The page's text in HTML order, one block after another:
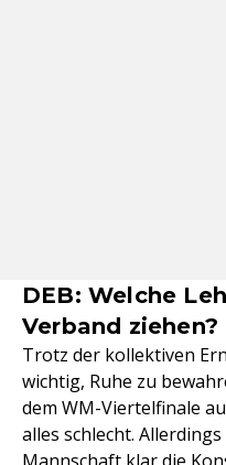
DEB: Welche
Verband ziehen?
Trotz der kollektiven
wichtig, Ruhe zu
dem WM-Viertelfinale
alles schlecht.